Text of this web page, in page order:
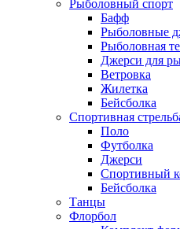
Рыболовный спорт
Бафф
Рыболовные
Рыболовная
Джерси для
Ветровка
Жилетка
Бейсболка
Спортивная
Поло
Футболка
Джерси
Спортивный
Бейсболка
Танцы
Флорбол